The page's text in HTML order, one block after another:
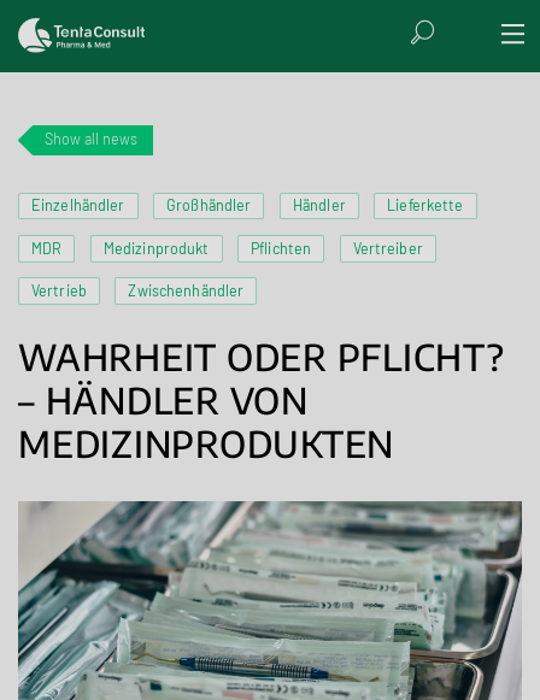
Show all news
Einzelhändler Großhändler Händler Lieferkette
MDR Medizinprodukt Pflichten Vertreiber
Vertrieb Zwischenhändler
WAHRHEIT ODER PFLICHT?
– HÄNDLER VON
MEDIZINPRODUKTEN